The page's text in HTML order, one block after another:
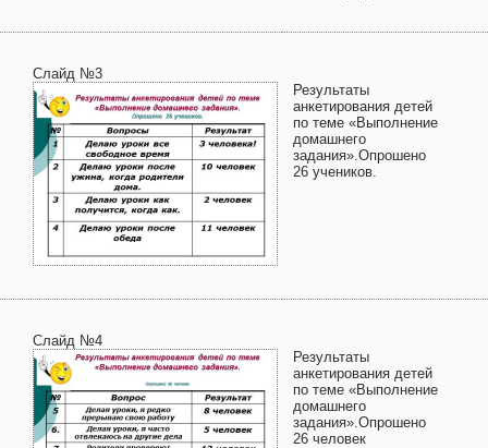
Слайд №3
Результаты
анкетирования детей
по теме «Выполнение
домашнего
задания».Опрошено
26 учеников.
Слайд №4
Результаты
анкетирования детей
по теме «Выполнение
домашнего
задания».Опрошено
26 человек